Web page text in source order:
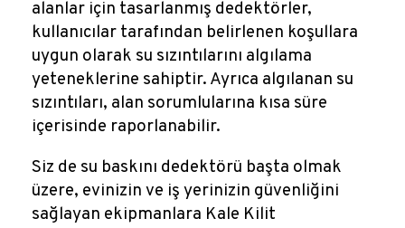
alanlar için tasarlanmış dedektörler,
kullanıcılar tarafından belirlenen koşullara
uygun olarak su sızıntılarını algılama
yeteneklerine sahiptir. Ayrıca algılanan su
sızıntıları, alan sorumlularına kısa süre
içerisinde raporlanabilir.
Siz de su baskını dedektörü başta olmak
üzere, evinizin ve iş yerinizin güvenliğini
sağlayan ekipmanlara Kale Kilit